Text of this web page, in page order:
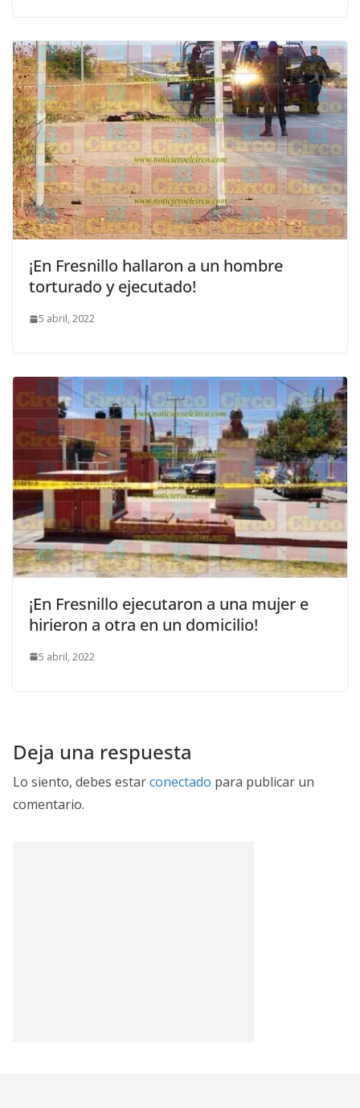
¡En Fresnillo hallaron a un hombre
torturado y ejecutado!
5 abril, 2022
¡En Fresnillo ejecutaron a una mujer e
hirieron a otra en un domicilio!
5 abril, 2022
Deja una respuesta
Lo siento, debes estarconectado para publicar un
comentario.